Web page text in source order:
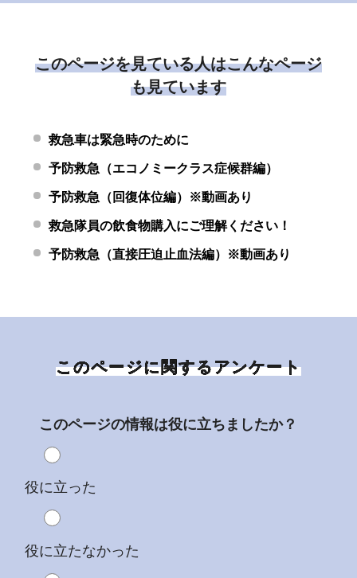
このページを見ている人はこんなページ
も見ています
救急車は緊急時のために
予防救急（エコノミークラス症候群編）
予防救急（回復体位編）※動画あり
救急隊員の飲食物購入にご理解ください！
予防救急（直接圧迫止血法編）※動画あり
このページに関するアンケート
このページの情報は役に立ちましたか？
役に立った
役に立たなかった